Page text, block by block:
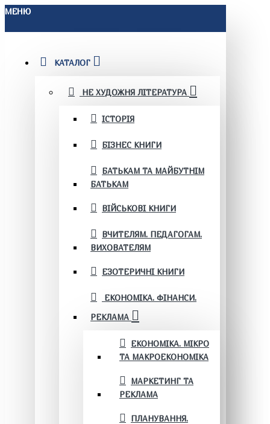
МЕНЮ
КАТАЛОГ
НЕ ХУДОЖНЯ ЛІТЕРАТУРА
ІСТОРІЯ
БІЗНЕС КНИГИ
БАТЬКАМ ТА МАЙБУТНІМ
БАТЬКАМ
ВІЙСЬКОВІ КНИГИ
ВЧИТЕЛЯМ. ПЕДАГОГАМ.
ВИХОВАТЕЛЯМ
ЕЗОТЕРИЧНІ КНИГИ
ЕКОНОМІКА. ФІНАНСИ.
РЕКЛАМА
ЕКОНОМІКА. МІКРО
ТА МАКРОЕКОНОМІКА
МАРКЕТИНГ ТА
РЕКЛАМА
ПЛАНУВАННЯ.